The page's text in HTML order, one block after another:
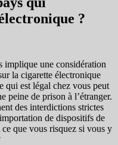
?
implique une considération
la cigarette électronique
qui est légal chez vous peut
peine de prison à l’étranger.
des interdictions strictes
de dispositifs de
que vous risquez si vous y